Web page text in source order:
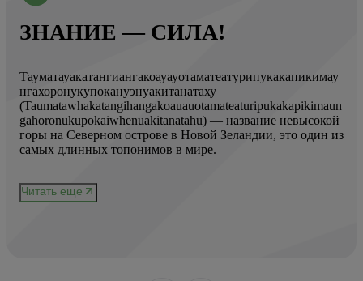
ЗНАНИЕ — СИЛА!
Тауматауакатангиангакоауауотаматеатурипукакапикимау
нгахоронукупокануэнуакитанатаху
(Taumatawhakatangihangakoauauotamateaturipukakapikimaun
gahoronukupokaiwhenuakitanatahu) — название невысокой
горы на Северном острове в Новой Зеландии, это один из
самых длинных топонимов в мире.
Читать еще